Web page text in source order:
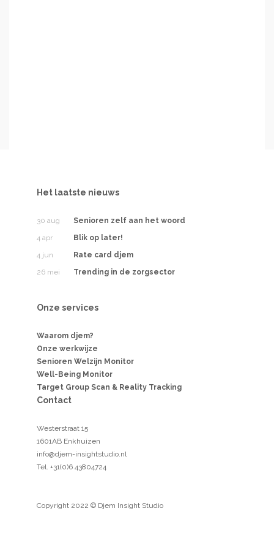
Het laatste nieuws
30 aug
Senioren zelf aan het woord
4 apr
Blik op later!
4 jun
Rate card djem
26 mei
Trending in de zorgsector
Onze services
Waarom djem?
Onze werkwijze
Senioren Welzijn Monitor
Well-Being Monitor
Target Group Scan & Reality Tracking
Contact
Westerstraat 15
1601AB Enkhuizen
info@djem-insightstudio.nl
Tel. +31(0)6 43804724
Copyright 2022 © Djem Insight Studio